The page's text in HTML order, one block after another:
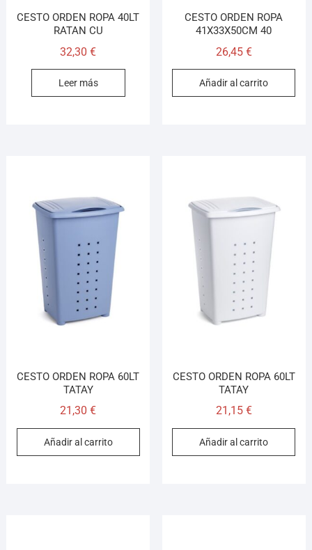
CESTO ORDEN ROPA 40LT
RATAN CU
32,30€
Leer más
CESTO ORDEN ROPA
41X33X50CM 40
26,45 €
Añadir al carrito
CESTO ORDEN ROPA 60LT
TATAY
21,30€
Añadir al carrito
CESTO ORDEN ROPA 60LT
TATAY
21,15 €
Añadir al carrito